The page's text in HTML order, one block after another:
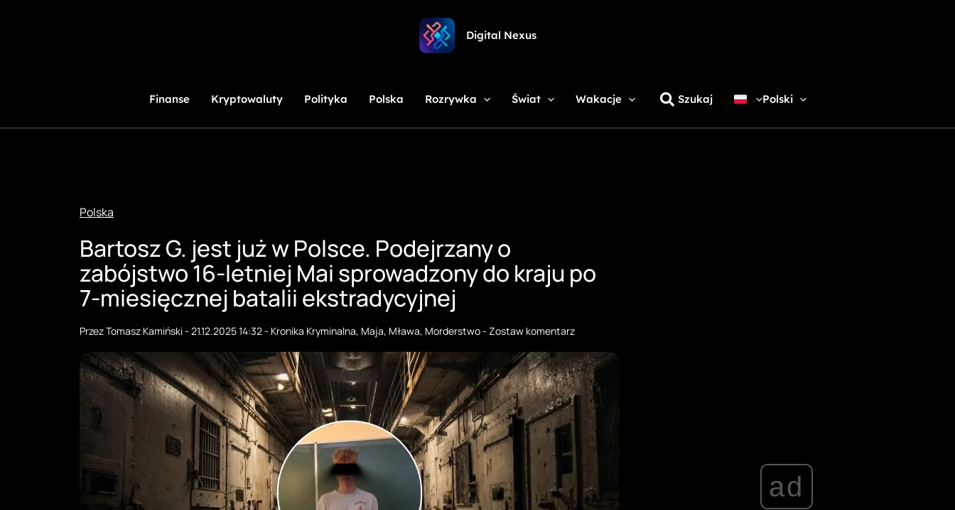
Digital Nexus
Finanse Kryptowaluty Polityka Polska Rozrywka Świat Wakacje Szukaj Polski
Polska
Bartosz G. jest już w Polsce. Podejrzany o
zabójstwo 16-letniej Mai sprowadzony do kraju po
7-miesięcznej batalii ekstradycyjnej
PrzezTomasz Kamiński- 21.12.2025 14:32- Kronika Kryminalna, Maja, Mława, Morderstwo- Zostaw komentarz
ad